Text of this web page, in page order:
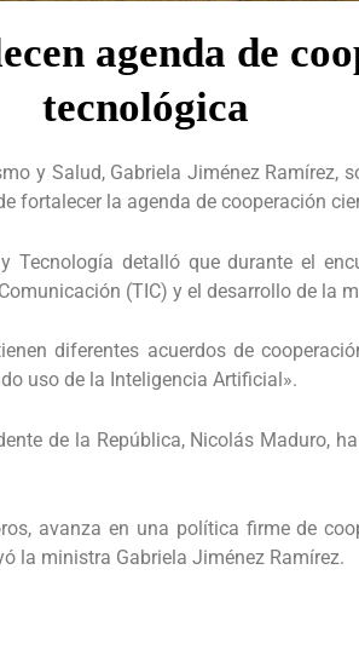
agenda de
tecnológica
y Salud, Gabriela Jiménez Ramírez,
fortalecer la agenda de cooperación
detalló que durante el
(TIC) y el desarrollo de la
diferentes acuerdos de
uso de la Inteligencia Artificial».
de la República, Nicolás Maduro,
avanza en una política firme de
la ministra Gabriela Jiménez Ramírez.